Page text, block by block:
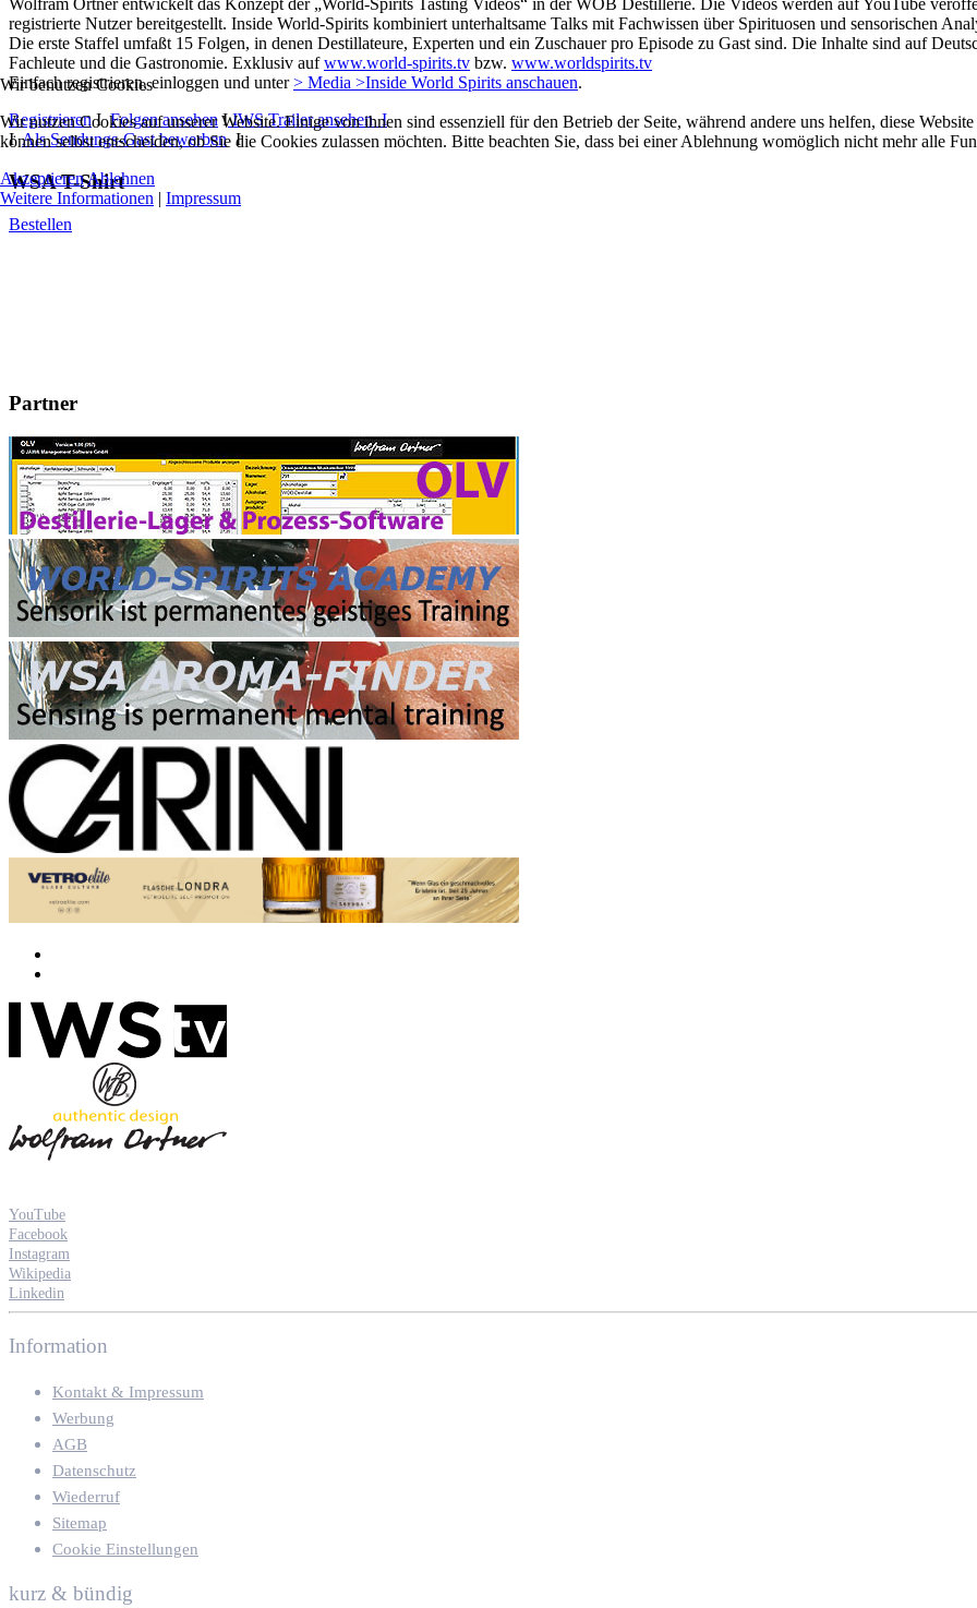
Wolfram Ortner entwickelt das Konzept der „World-Spirits Tasting Videos“ in der WOB Destillerie. Die Videos werden auf YouTube
registrierte Nutzer bereitgestellt. Inside World-Spirits kombiniert unterhaltsame Talks mit Fachwissen über Spirituosen und sensorischen
Die erste Staffel umfaßt 15 Folgen, in denen Destillateure, Experten und ein Zuschauer pro Episode zu Gast sind. Die Inhalte sind auf
Fachleute und die Gastronomie. Exklusiv aufwww.world-spirits.tv bzw. www.worldspirits.tv
Einfach registrieren, einloggen und unter> Media >Inside World Spirits anschauen.
RegistrierenIFolgen ansehenI IWS Trailer ansehen I
IAls Sendungs-Gast bewerbenI
WSA T-Shirt
Bestellen
Partner
YouTube
Facebook
Instagram
Wikipedia
Linkedin
Information
Kontakt & Impressum
Werbung
AGB
Datenschutz
Wiederruf
Sitemap
Cookie Einstellungen
kurz & bündig
Wir benutzen Cookies
Wir nutzen Cookies auf unserer Website. Einige von ihnen sind essenziell für den Betrieb der Seite, während andere uns helfen, diese
können selbst entscheiden, ob Sie die Cookies zulassen möchten. Bitte beachten Sie, dass bei einer Ablehnung womöglich nicht mehr alle
AkzeptierenAblehnen
Weitere Informationen | Impressum